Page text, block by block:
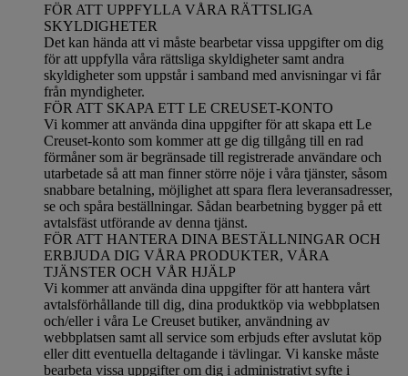
FÖR ATT UPPFYLLA VÅRA RÄTTSLIGA
SKYLDIGHETER
Det kan hända att vi måste bearbetar vissa uppgifter om dig
för att uppfylla våra rättsliga skyldigheter samt andra
skyldigheter som uppstår i samband med anvisningar vi får
från myndigheter.
FÖR ATT SKAPA ETT LE CREUSET-KONTO
Vi kommer att använda dina uppgifter för att skapa ett Le
Creuset-konto som kommer att ge dig tillgång till en rad
förmåner som är begränsade till registrerade användare och
utarbetade så att man finner större nöje i våra tjänster, såsom
snabbare betalning, möjlighet att spara flera leveransadresser,
se och spåra beställningar. Sådan bearbetning bygger på ett
avtalsfäst utförande av denna tjänst.
FÖR ATT HANTERA DINA BESTÄLLNINGAR OCH
ERBJUDA DIG VÅRA PRODUKTER, VÅRA
TJÄNSTER OCH VÅR HJÄLP
Vi kommer att använda dina uppgifter för att hantera vårt
avtalsförhållande till dig, dina produktköp via webbplatsen
och/eller i våra Le Creuset butiker, användning av
webbplatsen samt all service som erbjuds efter avslutat köp
eller ditt eventuella deltagande i tävlingar. Vi kanske måste
bearbeta vissa uppgifter om dig i administrativt syfte i